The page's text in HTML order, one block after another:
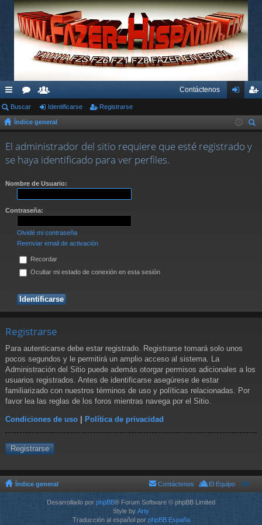
nl
ac
es
rá
s
or
os
su
ari
os
Contáctenos
nti
fic
ist
Buscar Identificarse Registrarse
Índice general
car
El administrador del sitio requiere que esté registrado y
se haya identificado para ver perfiles.
Nombre de Usuario:
Contraseña:
Olvidé mi contraseña
Reenviar email de activación
Recordar
Ocultar mi estado de conexión en esta sesión
Registrarse
Para autenticarse debe estar registrado. Registrarse tomará solo unos
pocos segundos y le permitirá un amplio acceso al sistema. La
Administración del Sitio puede además otorgar permisos adicionales a los
usuarios registrados. Antes de identificarse asegúrese de estar
familiarizado con nuestros términos de uso y políticas relacionadas. Por
favor lea las reglas de los foros mientras navega por el Sitio.
Condiciones de uso | Política de privacidad
Registrarse
Índice general El Equipo
Contáctenos
Desarrollado por phpBB® Forum Software © phpBB Limited
Style by Arty
Traducción al español por phpBB España